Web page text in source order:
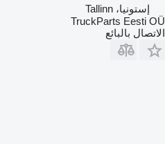
إستونيا، Tallinn
TruckParts Eesti OÜ
الاتصال بالبائع